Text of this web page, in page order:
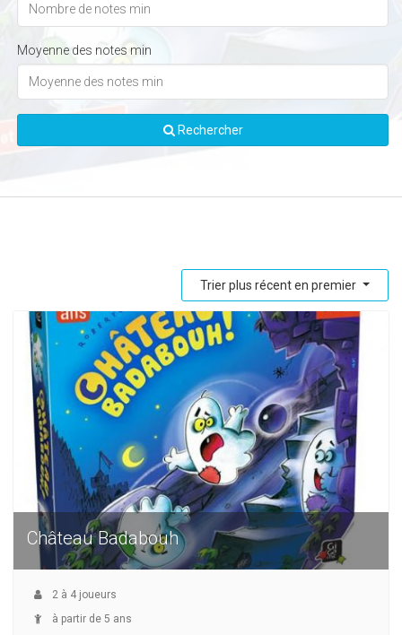
Moyenne des notes min
Rechercher
Trier plus récent en premier
Château Badabouh
2 à 4 joueurs
à partir de 5 ans